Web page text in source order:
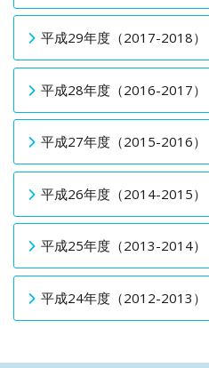
平成29年度（2017-2018）
平成28年度（2016-2017）
平成27年度（2015-2016）
平成26年度（2014-2015）
平成25年度（2013-2014）
平成24年度（2012-2013）